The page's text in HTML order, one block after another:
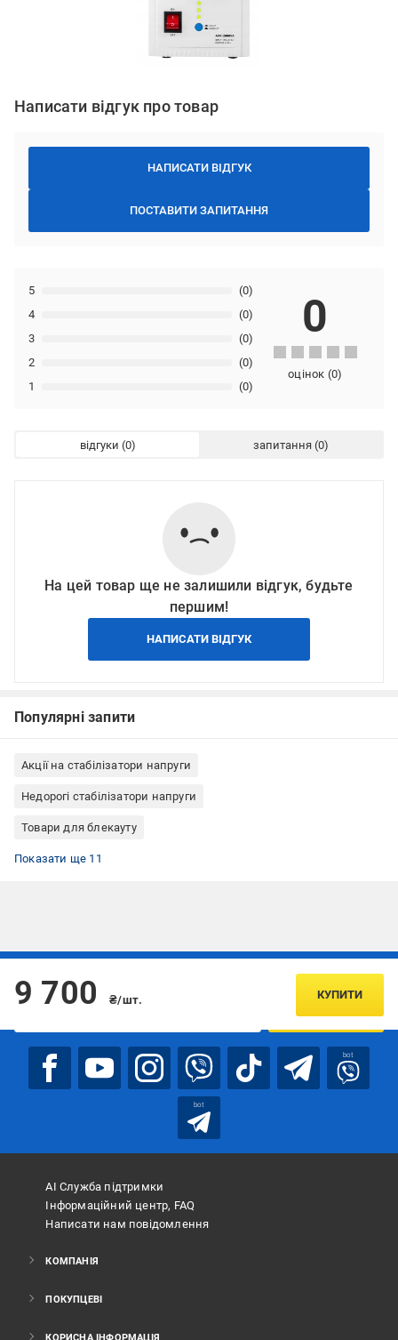
Написати відгук про товар
НАПИСАТИ ВІДГУК
ПОСТАВИТИ ЗАПИТАННЯ
1 (0)
2 (0)
3 (0)
4 (0)
5 (0)
0
оцінок (0)
відгуки запитання
На цей товар ще не залишили відгук, будьте
першим!
НАПИСАТИ ВІДГУК
Популярні запити
Акції на стабілізатори напруги
Недорогі стабілізатори напруги
Товари для блекауту
Стабілізатори напруги однофазні
Стабілізатори напруги релейні
Стабілізатори напруги підлогові
Стабілізатори напруги побутові
Стабілізатори напруги для холодильника
Стабілізатори напруги для котла
Стабілізатори напруги з захистом від перевантаження і
короткого замикання
Стабілізатори напруги однофазні релейні
Стабілізатори напруги з цифровим вольтометром
Стабілізатори напруги переносні
Стабілізатори напруги для телевізора
Показати ще 11
9 700 ₴/шт. КУПИТИ
Підписуйтесь, щоб дізнаватись першим про акції та пропозиції
ПІДПИСАТИСЯ
bot
bot
АІ Служба підтримки
Інформаційний центр, FAQ
Написати нам повідомлення
КОМПАНІЯ
ПОКУПЦЕВІ